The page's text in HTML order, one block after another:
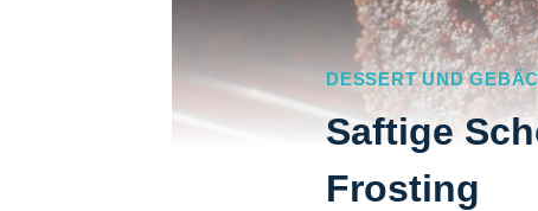
DESSERT UND
Saftige
Frosting